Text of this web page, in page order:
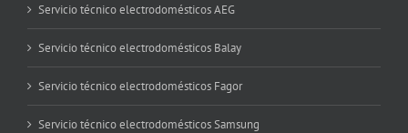
Servicio técnico electrodomésticos AEG
Servicio técnico electrodomésticos Balay
Servicio técnico electrodomésticos Fagor
Servicio técnico electrodomésticos Samsung